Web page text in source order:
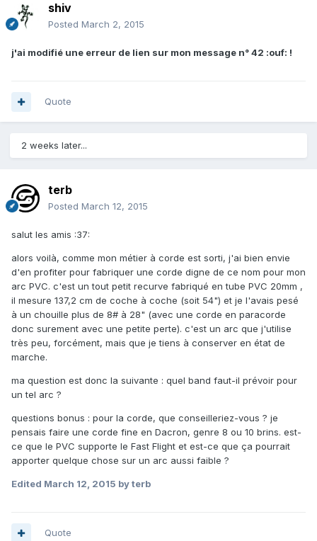
shiv
Posted March 2, 2015
j'ai modifié une erreur de lien sur mon message n° 42 :ouf: !
Quote
2 weeks later...
terb
Posted March 12, 2015
salut les amis :37:
alors voilà, comme mon métier à corde est sorti, j'ai bien envie
d'en profiter pour fabriquer une corde digne de ce nom pour mon
arc PVC. c'est un tout petit recurve fabriqué en tube PVC 20mm ,
il mesure 137,2 cm de coche à coche (soit 54") et je l'avais pesé
à un chouille plus de 8# à 28" (avec une corde en paracorde
donc surement avec une petite perte). c'est un arc que j'utilise
très peu, forcément, mais que je tiens à conserver en état de
marche.
ma question est donc la suivante : quel band faut-il prévoir pour
un tel arc ?
questions bonus : pour la corde, que conseilleriez-vous ? je
pensais faire une corde fine en Dacron, genre 8 ou 10 brins. est-
ce que le PVC supporte le Fast Flight et est-ce que ça pourrait
apporter quelque chose sur un arc aussi faible ?
Edited March 12, 2015 by terb
Quote